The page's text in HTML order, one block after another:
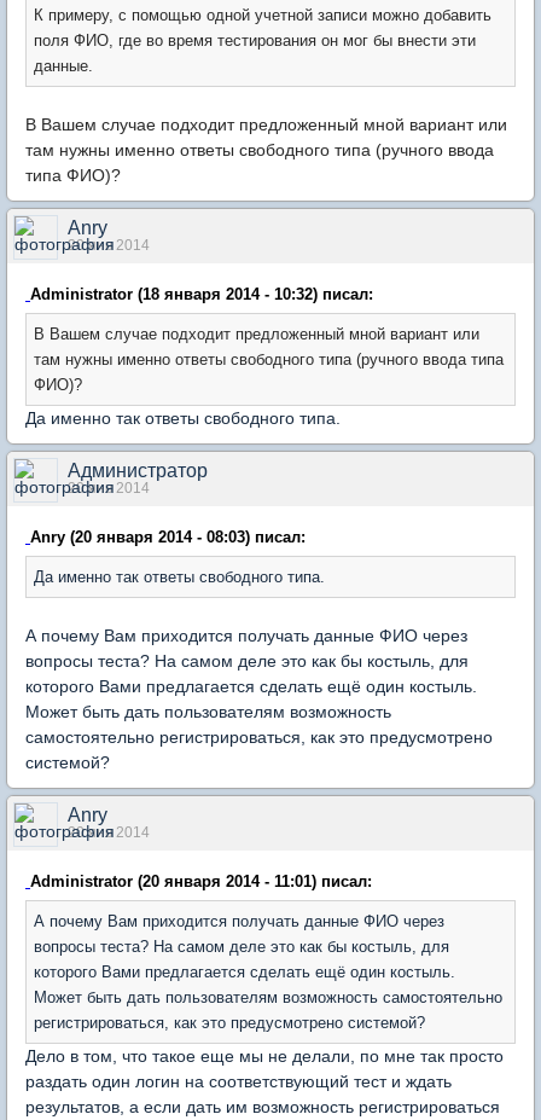
К примеру, с помощью одной учетной записи можно добавить
поля ФИО, где во время тестирования он мог бы внести эти
данные.
В Вашем случае подходит предложенный мной вариант или
там нужны именно ответы свободного типа (ручного ввода
типа ФИО)?
Anry
20 янв 2014
Administrator (18 января 2014 - 10:32) писал:
В Вашем случае подходит предложенный мной вариант или
там нужны именно ответы свободного типа (ручного ввода типа
ФИО)?
Да именно так ответы свободного типа.
Администратор
20 янв 2014
Anry (20 января 2014 - 08:03) писал:
Да именно так ответы свободного типа.
А почему Вам приходится получать данные ФИО через
вопросы теста? На самом деле это как бы костыль, для
которого Вами предлагается сделать ещё один костыль.
Может быть дать пользователям возможность
самостоятельно регистрироваться, как это предусмотрено
системой?
Anry
20 янв 2014
Administrator (20 января 2014 - 11:01) писал:
А почему Вам приходится получать данные ФИО через
вопросы теста? На самом деле это как бы костыль, для
которого Вами предлагается сделать ещё один костыль.
Может быть дать пользователям возможность самостоятельно
регистрироваться, как это предусмотрено системой?
Дело в том, что такое еще мы не делали, по мне так просто
раздать один логин на соответствующий тест и ждать
результатов, а если дать им возможность регистрироваться